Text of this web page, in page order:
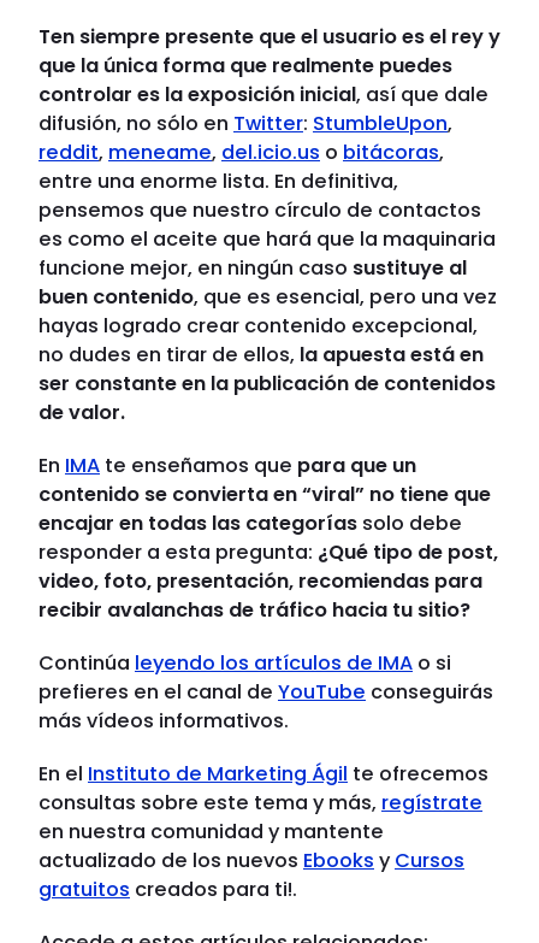
Ten siempre presente que el usuario es el rey y
que la única forma que realmente puedes
controlar es la exposición inicial, así que dale
difusión, no sólo en Twitter: StumbleUpon,
reddit, meneame, del.icio.us o bitácoras,
entre una enorme lista. En definitiva,
pensemos que nuestro círculo de contactos
es como el aceite que hará que la maquinaria
funcione mejor, en ningún caso sustituye al
buen contenido, que es esencial, pero una vez
hayas logrado crear contenido excepcional,
no dudes en tirar de ellos, la apuesta está en
ser constante en la publicación de contenidos
de valor.
En IMA te enseñamos que para que un
contenido se convierta en “viral” no tiene que
encajar en todas las categorías solo debe
responder a esta pregunta: ¿Qué tipo de post,
video, foto, presentación, recomiendas para
recibir avalanchas de tráfico hacia tu sitio?
Continúa leyendo los artículos de IMA o si
prefieres en el canal de YouTube conseguirás
más vídeos informativos.
En el Instituto de Marketing Ágil te ofrecemos
consultas sobre este tema y más, regístrate
en nuestra comunidad y mantente
actualizado de los nuevos Ebooks y Cursos
gratuitos creados para ti!.